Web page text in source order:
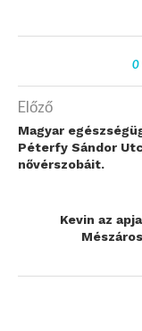
0
Előző
Magyar
Péterfy Sándor
nővérszobáit.
Kevin az